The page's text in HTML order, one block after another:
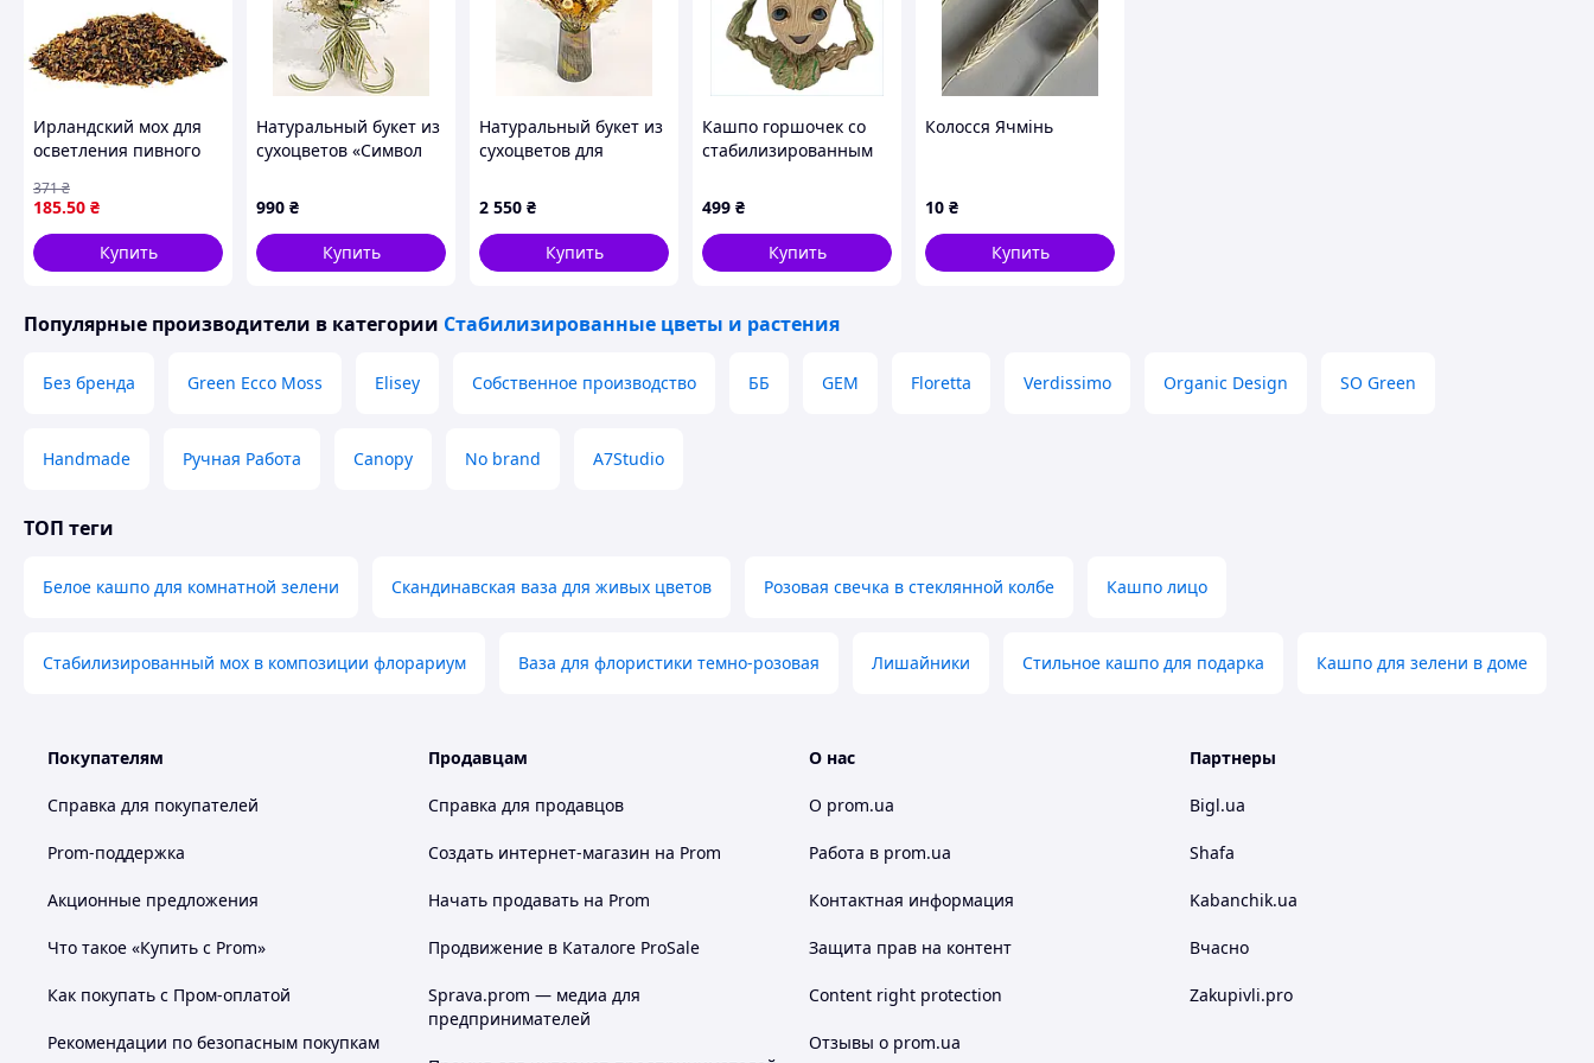
Ищетеоригинальный и экологичный способ декорировать стены ? Нашаплитка из
скандинавского мха (ягеля)– это инновационное решение для создания стильного и уютного
интерьера без лишних хлопот. Этамоховая плитка изготовлена ​​из
натурального
стабилизированного ягеля, сохраняющего свою свежесть и цвет в течение многих лет, не
требуя полива или специального освещения.
высококачественный ягель, известный своей мягкостью, объемной текстурой и
Эко-френдли Дизайн: Наша моховая плитка является экологически чистым решением для
офисе.
неповторимый шарм любому помещению, став ярким акцентом на стенах.
Абсолютно не требует ухода: Забудьте о поливе, опрыскивании или специальном
освещении! Стабилизированный ягель сохраняет свой вид годами без усилий с вашей
Ирландский мох для
осветления пивного
домашнего и
промышленного
напитокварения
185.50 ₴
371₴
Купить
Натуральный букет из
сухоцветов «Символ
оберег 30х35 см
990 ₴
Купить
Натуральный букет из
сухоцветов для
«Солнечные лучи»
35х40 см
2 550 ₴
Купить
Кашпо горшочек со
стабилизированным
16x15x8 см Бежевый
(2417748830)
8B839386TA
499 ₴
Купить
Колосся Ячмінь
10 ₴
Купить
Популярные производители в категории Стабилизированные цветы и растения
Без бренда Green Ecco Moss Elisey Собственное производство ББ GEM Floretta Verdissimo Organic Design SO Green
Handmade Ручная Работа Canopy No brand A7Studio
ТОП теги
Белое кашпо для комнатной зелени Скандинавская ваза для живых цветов Розовая свечка в стеклянной колбе Кашпо лицо
Стабилизированный мох в композиции флорариум Ваза для флористики темно-розовая Лишайники Стильное кашпо для подарка Кашпо для зелени в доме
Покупателям
Справка для покупателей
Prom-поддержка
Акционные предложения
Что такое «Купить с Prom»
Как покупать с Пром-оплатой
Рекомендации по безопасным покупкам
Продавцам
Справка для продавцов
Создать интернет-магазин на Prom
Начать продавать на Prom
Продвижение в Каталоге ProSale
Sprava.prom — медиа для
предпринимателей
О нас
О prom.ua
Работа в prom.ua
Контактная информация
Защита прав на контент
Content right protection
Отзывы о prom.ua
Партнеры
Bigl.ua
Shafa
Kabanchik.ua
Вчасно
Zakupivli.pro